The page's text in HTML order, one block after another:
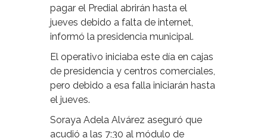
pagar el Predial abrirán hasta el
jueves debido a falta de internet,
informó la presidencia municipal.
El operativo iniciaba este día en cajas
de presidencia y centros comerciales,
pero debido a esa falla iniciarán hasta
el jueves.
Soraya Adela Alvárez aseguró que
acudió a las 7:30 al módulo de